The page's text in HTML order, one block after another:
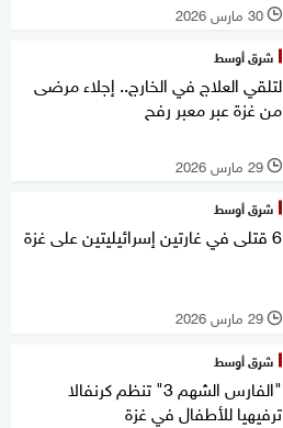
l 30 مارس 2026
شرق أوسط
لتلقي العلاج في الخارج.. إجلاء مرضى
من غزة عبر معبر رفح
l 29 مارس 2026
شرق أوسط
6 قتلى في غارتين إسرائيليتين على غزة
l 29 مارس 2026
شرق أوسط
"الفارس الشهم 3" تنظم كرنفالا
ترفيهيا للأطفال في غزة